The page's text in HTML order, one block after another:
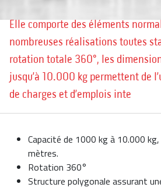
Elle comporte des éléments
nombreuses réalisations toutes
rotation totale 360°, les
jusqu’à 10.000 kg permettent de
de charges et d’emplois inte
Capacité de 1000 kg à 10.000
mètres.
Rotation 360°
Structure polygonale assurant